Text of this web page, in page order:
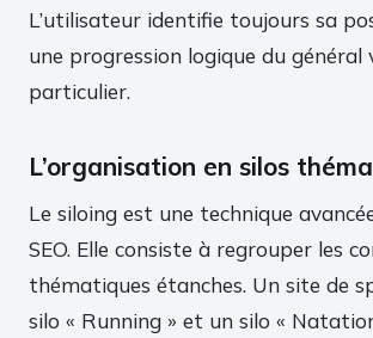
L’utilisateur identifie toujours sa
une progression logique du général
particulier.
L’organisation en silos
Le siloing est une technique
SEO. Elle consiste à regrouper les
thématiques étanches. Un site de
silo « Running » et un silo «